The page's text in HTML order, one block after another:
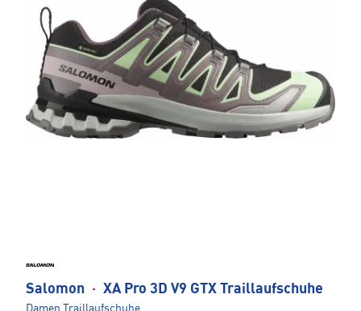
Salomon · XA Pro 3D V9 GTX Traillaufschuhe
Damen Traillaufschuhe